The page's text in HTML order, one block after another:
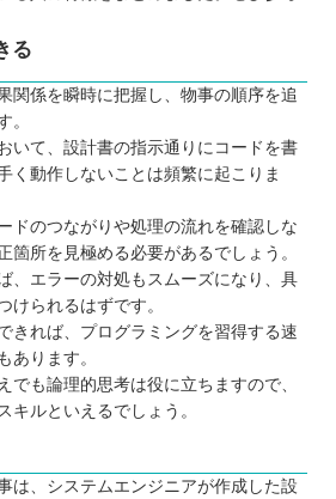
る
関係を瞬時に把握し、物事の順序を追
。
いて、設計書の指示通りにコードを書
く動作しないことは頻繁に起こりま
ドのつながりや処理の流れを確認しな
箇所を見極める必要があるでしょう。
、エラーの対処もスムーズになり、具
けられるはずです。
きれば、プログラミングを習得する速
あります。
でも論理的思考は役に立ちますので、
キルといえるでしょう。
は、システムエンジニアが作成した設